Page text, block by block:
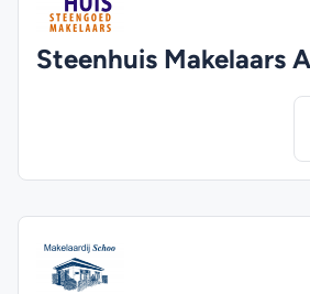
Steenhuis Makelaars